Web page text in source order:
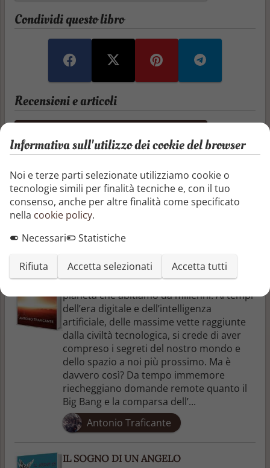
Condividi questo libro
Recensioni e articoli
Non ci sono ancora recensioni o articoli
Altri libri di Antonio Traficante
ILRITORNO DI THOTH L'ATLANTIDEO
SINOSSI La Terra, questo piccolo grande
pianeta che abitiamo da millenni. Ai tempi
dell’era digitale e dell’intelligenza
artificiale, delle massime vette raggiunte
dalla civiltà tecnologica, si crede di aver
compreso i segreti del nostro mondo e
dello spazio a noi più prossimo. Ma è
davvero così? Da tempo immemore
riecheggiano domande remote quanto il
Big Bang e la comparsa dell’...
Antonio Traficante
IL SOGNO DI UN ANGELO
Informativa sull'utilizzo dei cookie del browser
Noi e terze parti selezionate utilizziamo cookie o
tecnologie simili per finalità tecniche e, con il tuo
consenso, anche per altre finalità come specificato
nella cookie policy.
Necessari
Statistiche
Rifiuta Accetta selezionati Accetta tutti